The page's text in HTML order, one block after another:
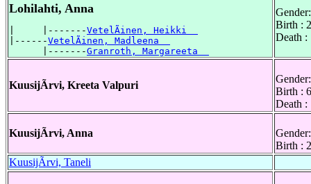
Lohilahti, Anna
|     |-------VetelÃinen, Heikki
|------VetelÃinen, Madleena
      |-------
Granroth, Margareeta
Birth :
Death
KuusijÃrvi, Kreeta Valpuri
Birth :
Death :
KuusijÃrvi, Anna
Birth :
KuusijÃrvi, Taneli